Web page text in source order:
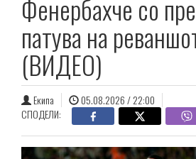
Фенербахче со
патува на
(ВИДЕО)
Екипа
05.08.2026 / 22:00
СПОДЕЛИ: